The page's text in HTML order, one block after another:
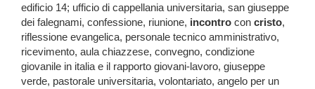
edificio 14; ufficio di cappellania universitaria, san giuseppe
dei falegnami, confessione, riunione, incontro con cristo,
riflessione evangelica, personale tecnico amministrativo,
ricevimento, aula chiazzese, convegno, condizione
giovanile in italia e il rapporto giovani-lavoro, giuseppe
verde, pastorale universitaria, volontariato, angelo per un